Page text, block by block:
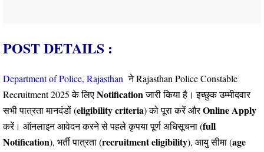
POST DETAILS :
Department of Police, Rajasthan ने Rajasthan Police Constable
Recruitment 2025 के लिएNotificationजारी किया है। इच्छुक उम्मीदवार
सभी पात्रता मानदंडों (eligibility criteria) को पूरा करें औरOnline Apply
करें। ऑनलाइन आवेदन करने से पहले कृपया पूर्ण अधिसूचना (full
Notification), भर्ती पात्रता (recruitment eligibility), आयु सीमा (age